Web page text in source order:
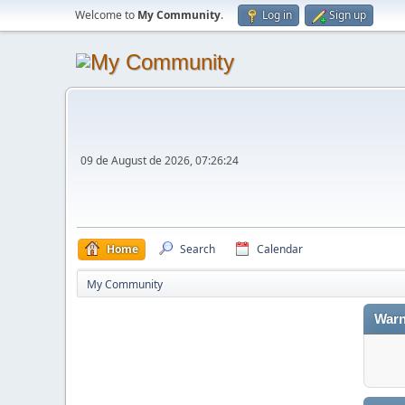
Welcome to My Community. Log in Sign up
09 de August de 2026, 07:26:24
Home Search Calendar
My Community